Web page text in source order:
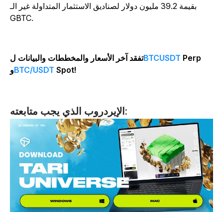
بقيمة 39.2 مليون دولار لصناديق الاستثمار المتداولة غير الـ
GBTC.
تفقد آخر الأسعار والمخططات والبيانات لBTCUSDTPerp
وBTC/USDTSpot!